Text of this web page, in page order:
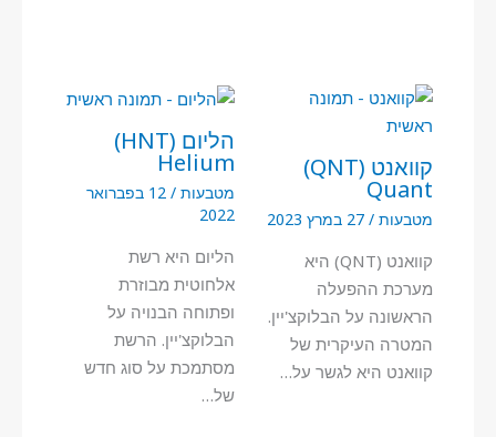
קוואנט (QNT)
Quant
מטבעות /27 במרץ 2023
קוואנט (QNT) היא
מערכת ההפעלה
הראשונה על הבלוקצ'יין.
המטרה העיקרית של
קוואנט היא לגשר על…
הליום (HNT)
Helium
מטבעות /
12 בפברואר
2022
הליום היא רשת
אלחוטית מבוזרת
ופתוחה הבנויה על
הבלוקצ'יין. הרשת
מסתמכת על סוג חדש
של…